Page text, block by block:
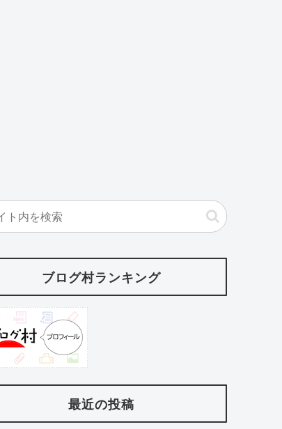
ブログ村ランキング
最近の投稿